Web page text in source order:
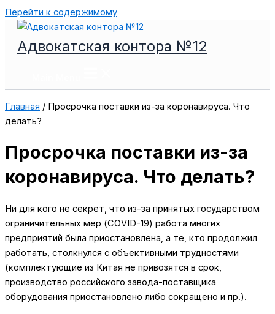
Перейти к содержимому
Адвокатская контора №12
Главная / Просрочка поставки из-за коронавируса. Что
делать?
Просрочка поставки из-за
коронавируса. Что делать?
Ни для кого не секрет, что из-за принятых государством
ограничительных мер (СOVID-19) работа многих
предприятий была приостановлена, а те, кто продолжил
работать, столкнулся с объективными трудностями
(комплектующие из Китая не привозятся в срок,
производство российского завода-поставщика
оборудования приостановлено либо сокращено и пр.).